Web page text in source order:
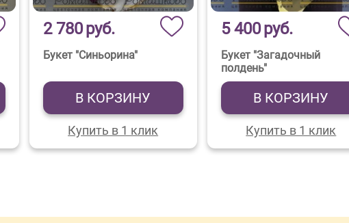
2 780руб.
Букет "Синьорина"
В КОРЗИНУ
Купить в 1 клик
5 400руб.
Букет "Загадочный
полдень"
В КОРЗИНУ
Купить в 1 клик